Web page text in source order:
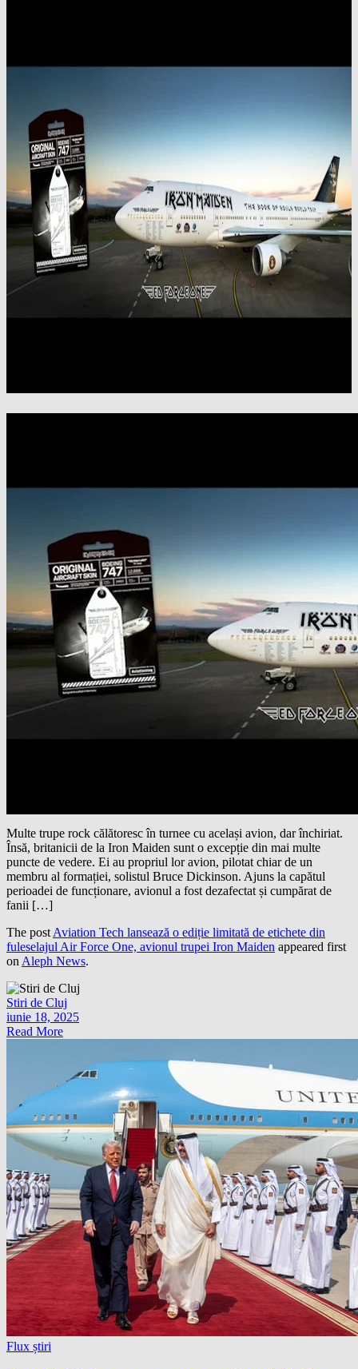
Multe trupe rock călătoresc în turnee cu același avion, dar închiriat.
Însă, britanicii de la Iron Maiden sunt o excepție din mai multe
puncte de vedere. Ei au propriul lor avion, pilotat chiar de un
membru al formației, solistul Bruce Dickinson. Ajuns la capătul
perioadei de funcționare, avionul a fost dezafectat și cumpărat de
fanii […]
The post Aviation Tech lansează o ediție limitată de etichete din
fuleselajul Air Force One, avionul trupei Iron Maiden appeared first
on Aleph News.
Stiri de Cluj
iunie 18, 2025
Read More
Flux știri